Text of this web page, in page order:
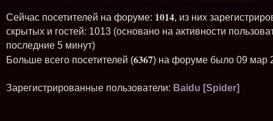
Сейчас посетителей на форуме: 1014, из них
скрытых и гостей: 1013 (основано на активности
последние 5 минут)
Больше всего посетителей (6367) на форуме было 09 мар
Зарегистрированные пользователи: Baidu [Spider]